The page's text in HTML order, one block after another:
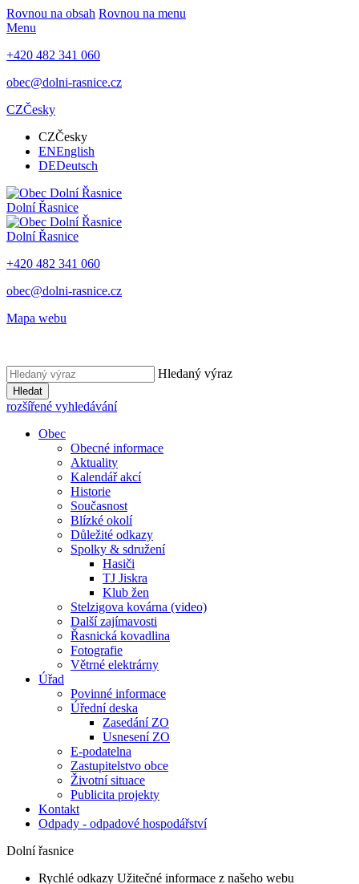
Rovnou na obsah Rovnou na menu
Menu
+420 482 341 060
obec@dolni-rasnice.cz
CZČesky
CZČesky
ENEnglish
DEDeutsch
Dolní Řasnice
Dolní Řasnice
+420 482 341 060
obec@dolni-rasnice.cz
Mapa webu
Hledaný výraz
Hledat
rozšířené vyhledávání
Obec
Obecné informace
Aktuality
Kalendář akcí
Historie
Současnost
Blízké okolí
Důležité odkazy
Spolky & sdružení
Hasiči
TJ Jiskra
Klub žen
Stelzigova kovárna (video)
Další zajímavosti
Řasnická kovadlina
Fotografie
Větrné elektrárny
Úřad
Povinné informace
Úřední deska
Zasedání ZO
Usnesení ZO
E-podatelna
Zastupitelstvo obce
Životní situace
Publicita projekty
Kontakt
Odpady - odpadové hospodářství
Dolní řasnice
Rychlé odkazy Užitečné informace z našeho webu